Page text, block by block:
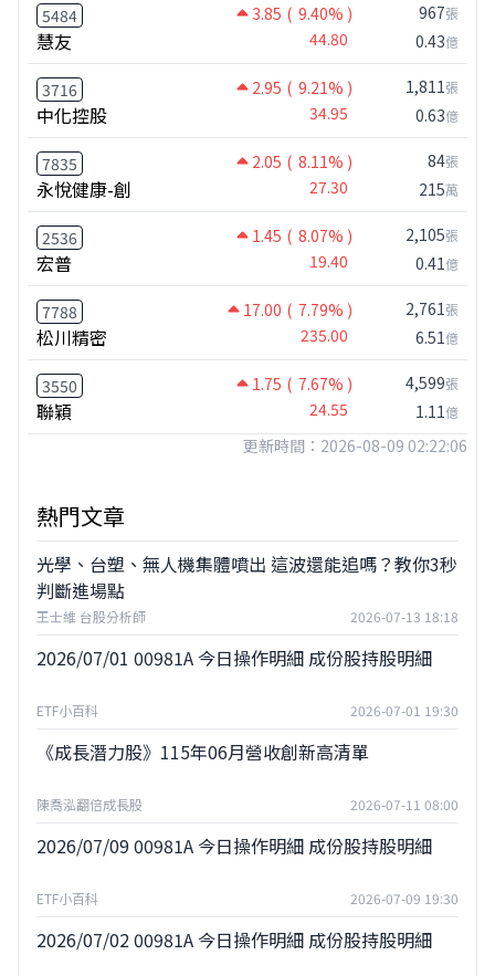
5484 3.85 ( 9.40% )
慧友 44.80
967張
0.43億
3716 2.95 ( 9.21% )
中化控股 34.95
1,811張
0.63億
7835 2.05 ( 8.11% )
永悅健康-創 27.30
84張
215萬
2536 1.45 ( 8.07% )
宏普 19.40
2,105張
0.41億
7788 17.00 ( 7.79% )
松川精密 235.00
2,761張
6.51億
3550 1.75 ( 7.67% )
聯穎 24.55
4,599張
1.11億
更新時間：2026-08-09 02:22:06
熱門文章
光學、台塑、無人機集體噴出 這波還能追嗎？教你3秒
判斷進場點
王士維 台股分析師 2026-07-13 18:18
2026/07/01 00981A 今日操作明細 成份股持股明細
ETF小百科 2026-07-01 19:30
《成長潛力股》115年06月營收創新高清單
陳喬泓翻倍成長股 2026-07-11 08:00
2026/07/09 00981A 今日操作明細 成份股持股明細
ETF小百科 2026-07-09 19:30
2026/07/02 00981A 今日操作明細 成份股持股明細